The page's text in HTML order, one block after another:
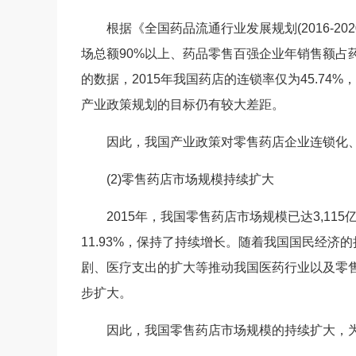
根据《全国药品流通行业发展规划(2016-
场总额90%以上、药品零售百强企业年销售额
的数据，2015年我国药店的连锁率仅为45.74%
产业政策规划的目标仍有较大差距。
因此，我国产业政策对零售药店企业连锁化
(2)零售药店市场规模持续扩大
2015年，我国零售药店市场规模已达3,115亿
11.93%，保持了持续增长。随着我国国民经济
剧、医疗支出的扩大等推动我国医药行业以及
步扩大。
因此，我国零售药店市场规模的持续扩大，